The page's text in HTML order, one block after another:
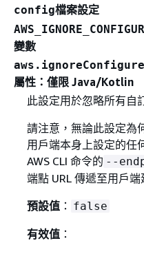
config檔案設定
變數
屬性：僅限 Java/Kotlin
此設定用於忽略所有自
請注意，無論此設定為
用戶端本身上設定的任
AWS CLI 命令的 --
端點 URL 傳遞至用戶
預設值： false
有效值：